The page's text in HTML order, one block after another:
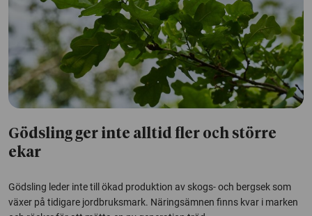
Gödsling ger inte alltid fler och större
ekar
Gödsling leder inte till ökad produktion av skogs- och bergsek som
växer på tidigare jordbruksmark. Näringsämnen finns kvar i marken